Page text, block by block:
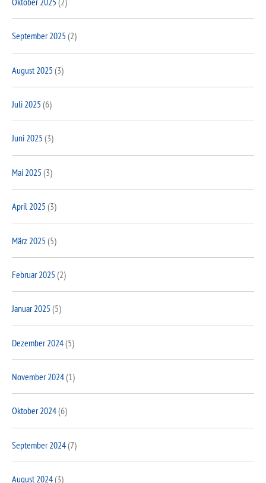
September 2025 (2)
August 2025 (3)
Juli 2025 (6)
Juni 2025 (3)
Mai 2025 (3)
April 2025 (3)
März 2025 (5)
Februar 2025 (2)
Januar 2025 (5)
Dezember 2024(5)
November 2024(1)
Oktober 2024(6)
September 2024(7)
August 2024(3)